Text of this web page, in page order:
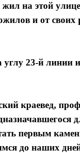
на этой
и от своих
углу 23-й
краевед,
первым
до наших